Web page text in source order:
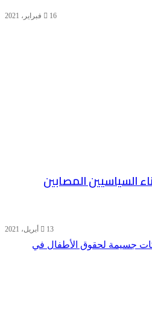
16 فبراير، 2021
السياسيين المصابين
13 أبريل، 2021